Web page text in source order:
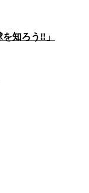
知ろう‼️」